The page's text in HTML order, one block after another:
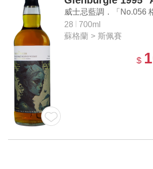
Years Single Malt
Whisky
威士忌藍調．「No.056
28年單一麥芽蘇格蘭威士
28
700ml
蘇格蘭 > 斯佩賽
$